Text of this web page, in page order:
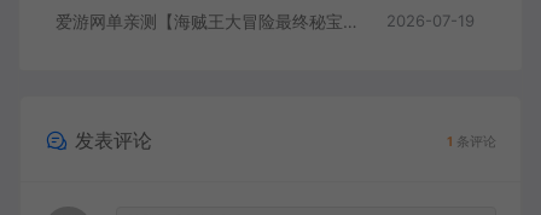
爱游网单亲测【海贼王大冒险最终秘宝】最新整理单机修复版 带网页GM充值物品后台 回合制抽卡模拟器手游 虚拟机一键端视频教学+手工端文本教学 2026-07-19
发表评论 1 条评论